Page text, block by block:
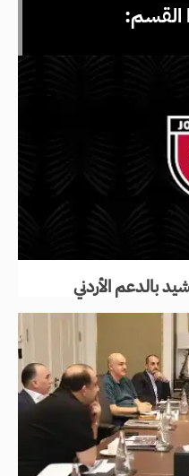
القسم:
بالدعم الأردني